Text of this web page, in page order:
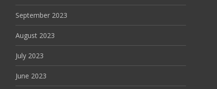
September 2023
August 2023
July 2023
June 2023